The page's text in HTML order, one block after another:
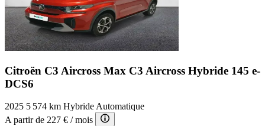
Citroën C3 Aircross Max C3 Aircross Hybride 145 e-
DCS6
2025 5 574 km HybrideAutomatique
A partir de 227 € / mois